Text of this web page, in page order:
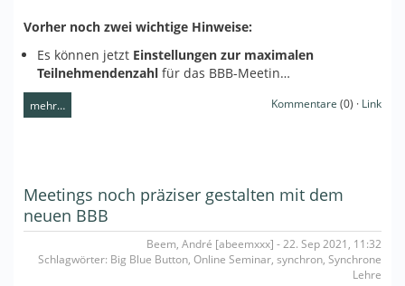
Vorher noch zwei wichtige Hinweise:
Es können jetzt Einstellungen zur maximalen
Teilnehmendenzahl für das BBB-Meetin…
mehr… Kommentare (0) · Link
Meetings noch präziser gestalten mit dem
neuen BBB
Beem, André [abeemxxx] - 22. Sep 2021, 11:32
Schlagwörter: Big Blue Button, Online Seminar, synchron, Synchrone
Lehre